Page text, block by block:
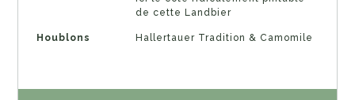
de cette Landbier
Houblons Hallertauer Tradition & Camomile